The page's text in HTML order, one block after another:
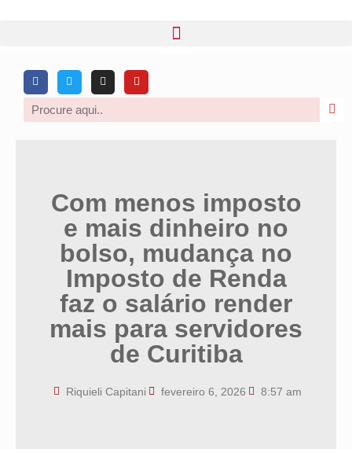
Com menos imposto
e mais dinheiro no
bolso, mudança no
Imposto de Renda
faz o salário render
mais para servidores
de Curitiba
Riquieli Capitani fevereiro 6, 2026 8:57 am